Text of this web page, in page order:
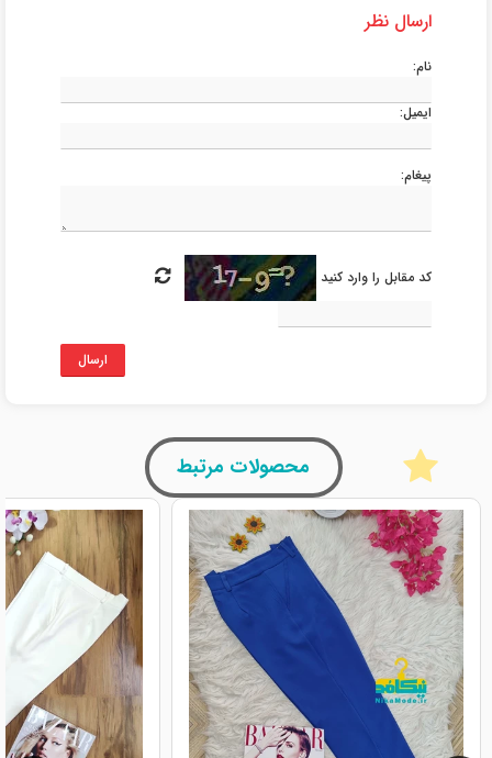
ارسال نظر
نام:
ایمیل:
پیغام:
کد مقابل را وارد کنید
ارسال
محصولات مرتبط